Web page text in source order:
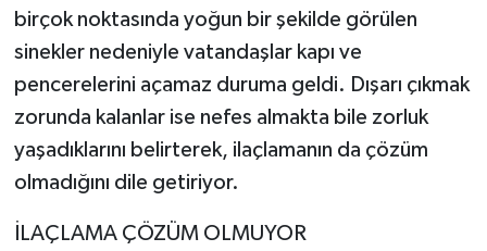
birçok noktasında yoğun bir şekilde görülen
sinekler nedeniyle vatandaşlar kapı ve
pencerelerini açamaz duruma geldi. Dışarı çıkmak
zorunda kalanlar ise nefes almakta bile zorluk
yaşadıklarını belirterek, ilaçlamanın da çözüm
olmadığını dile getiriyor.
İLAÇLAMA ÇÖZÜM OLMUYOR